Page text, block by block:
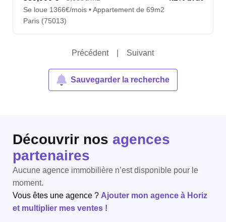
Se loue 1366€/mois • Appartement de 69m2
Paris (75013)
Précédent Suivant
Sauvegarder la recherche
Découvrir nos agences
partenaires
Aucune agence immobilière n’est disponible pour le
moment.
Vous êtes une agence ? Ajouter mon agence à Horiz
et multiplier mes ventes !